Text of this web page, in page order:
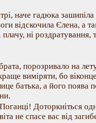
наче гадюка
відскочила Єлена, а
ні роздратування,
порозривало на
виміряти, бо
батька, а його поява
Доторкніться
не спасе вас від